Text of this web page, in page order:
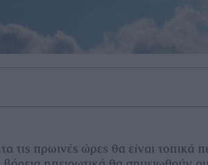
τις πρωινές ώρες θα είναι τοπικά